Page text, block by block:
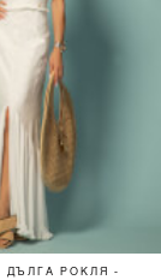
ДЪЛГА РОКЛЯ -